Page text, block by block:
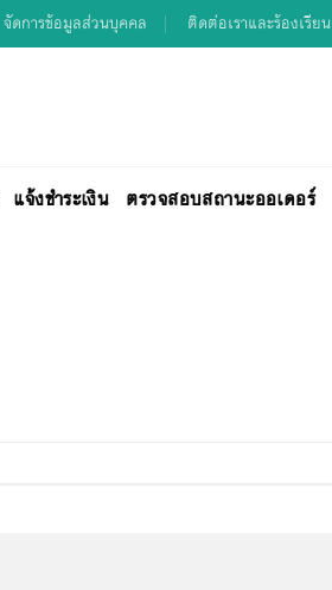
จัดการข้อมูลส่วนบุคคล ติดต่อเราและร้องเรียน
แจ้งชำระเงิน ตรวจสอบสถานะออเดอร์